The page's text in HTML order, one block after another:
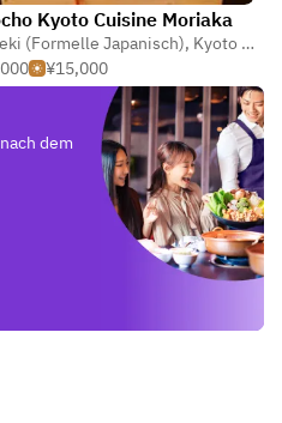
Kyoto Cuisine Moriaka
(Formelle Japanisch), Kyoto Küche
¥15,000
dem